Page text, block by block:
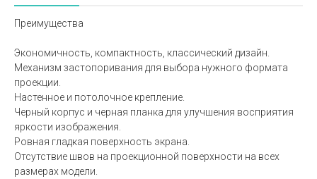
Преимущества
Экономичность, компактность, классический дизайн.
Механизм застопоривания для выбора нужного формата
проекции.
Настенное и потолочное крепление.
Черный корпус и черная планка для улучшения восприятия
яркости изображения.
Ровная гладкая поверхность экрана.
Отсутствие швов на проекционной поверхности на всех
размерах модели.